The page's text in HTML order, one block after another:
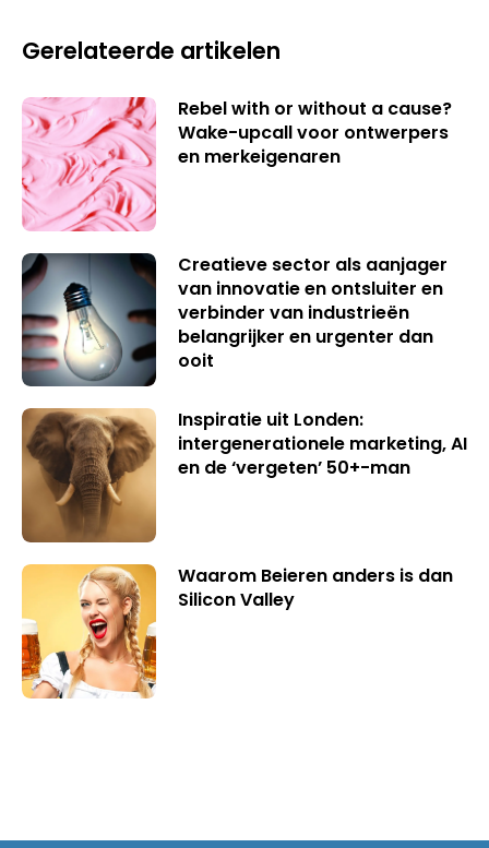
Gerelateerde artikelen
Rebel with or without a cause?
Wake-upcall voor ontwerpers
en merkeigenaren
Creatieve sector als aanjager
van innovatie en ontsluiter en
verbinder van industrieën
belangrijker en urgenter dan
ooit
Inspiratie uit Londen:
intergenerationele marketing, AI
en de ‘vergeten’ 50+-man
Waarom Beieren anders is dan
Silicon Valley